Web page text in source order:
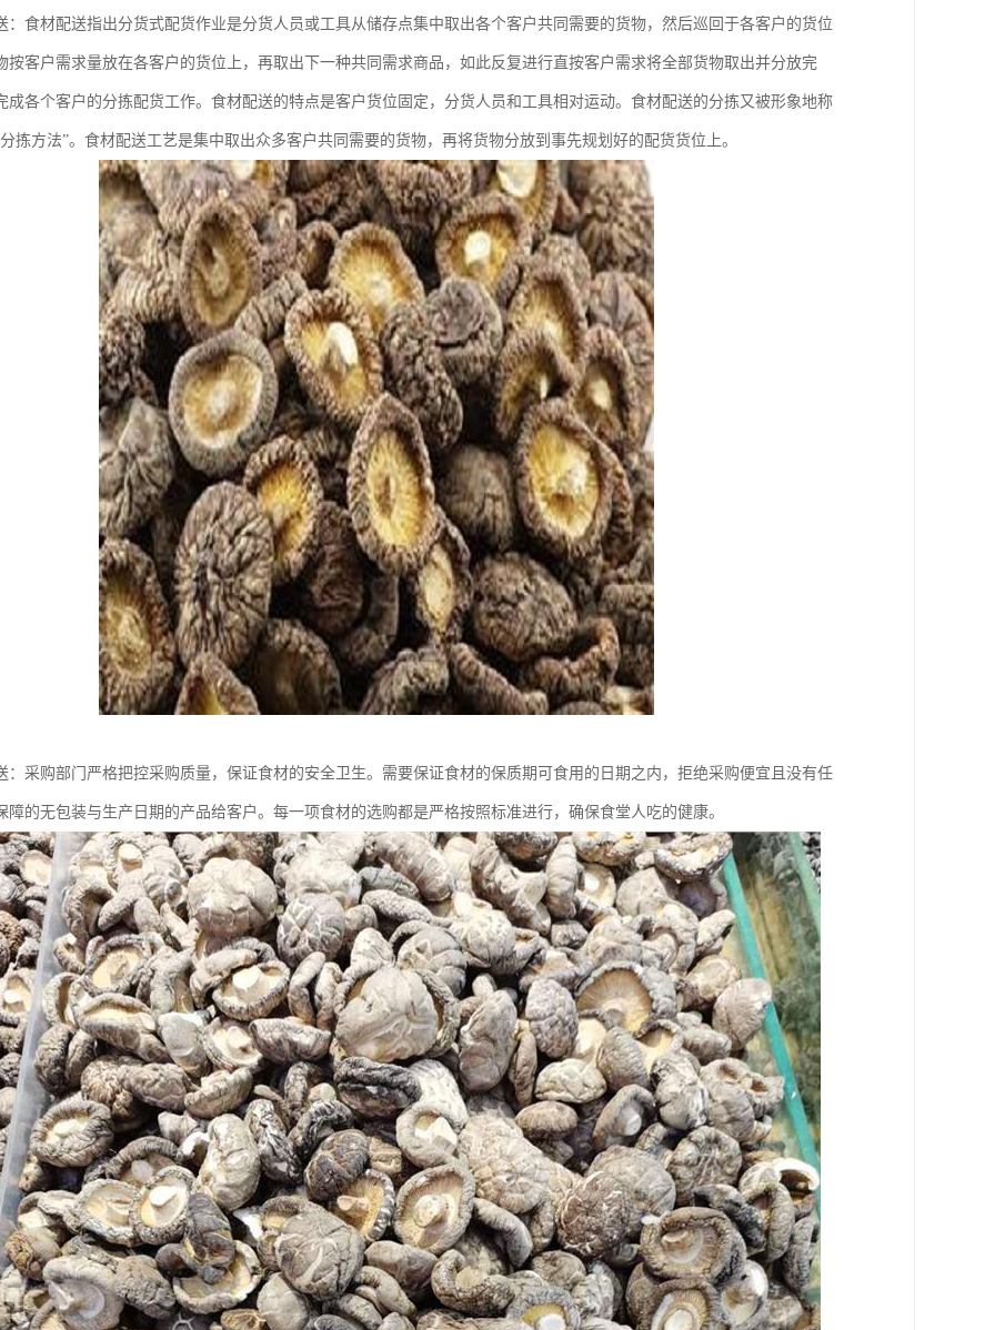
：食材配送指出分货式配货作业是分货人员或工具从储存点集中取出各个客户共同需要的货物，然后巡回于各客户的货位
按客户需求量放在各客户的货位上，再取出下一种共同需求商品，如此反复进行直按客户需求将全部货物取出并分放完
成各个客户的分拣配货工作。食材配送的特点是客户货位固定，分货人员和工具相对运动。食材配送的分拣又被形象地称
拣方法”。食材配送工艺是集中取出众多客户共同需要的货物，再将货物分放到事先规划好的配货货位上。
：采购部门严格把控采购质量，保证食材的安全卫生。需要保证食材的保质期可食用的日期之内，拒绝采购便宜且没有任
障的无包装与生产日期的产品给客户。每一项食材的选购都是严格按照标准进行，确保食堂人吃的健康。